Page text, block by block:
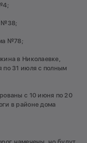
№38;
№78;
в Николаевке,
по 31 июля с полным
с 10 июня по 20
в районе дома